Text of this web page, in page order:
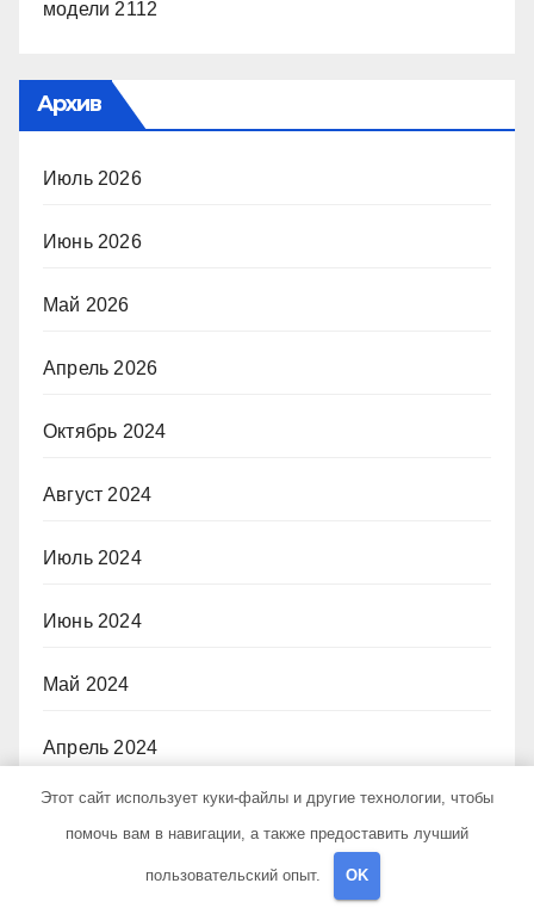
модели 2112
Архив
Июль 2026
Июнь 2026
Май 2026
Апрель 2026
Октябрь 2024
Август 2024
Июль 2024
Июнь 2024
Май 2024
Апрель 2024
Февраль 2024
Этот сайт использует куки-файлы и другие технологии, чтобы
помочь вам в навигации, а также предоставить лучший
пользовательский опыт. OK